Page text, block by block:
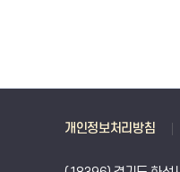
할
개인정보처리방침